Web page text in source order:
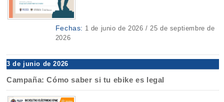
Fechas: 1 de junio de 2026 / 25 de septiembre de
2026
3 de junio de 2026
Campaña: Cómo saber si tu ebike es legal